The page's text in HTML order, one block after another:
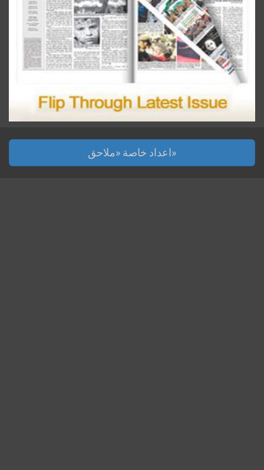
اعداد خاصة «ملاحق»